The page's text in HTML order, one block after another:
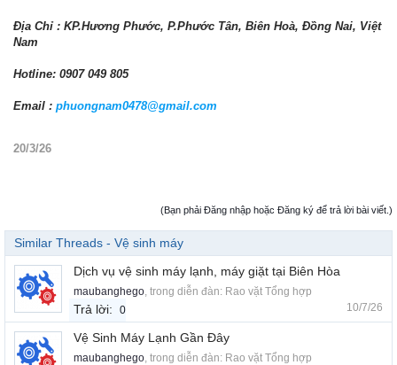
Địa Chỉ : KP.Hương Phước, P.Phước Tân, Biên Hoà, Đồng Nai, Việt
Nam
Hotline: 0907 049 805
Email : phuongnam0478@gmail.com
20/3/26
(Bạn phải Đăng nhập hoặc Đăng ký để trả lời bài viết.)
Similar Threads - Vệ sinh máy
Dịch vụ vệ sinh máy lạnh, máy giặt tại Biên Hòa
maubanghego, trong diễn đàn: Rao vặt Tổng hợp
Trả lời: 0 10/7/26
Vệ Sinh Máy Lạnh Gần Đây
maubanghego, trong diễn đàn: Rao vặt Tổng hợp